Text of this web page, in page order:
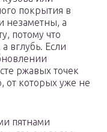
покрытия в
незаметны, а
потому что
вглубь. Если
ржавых точек
от которых уже не
пятнами